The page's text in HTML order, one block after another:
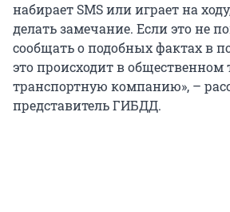
набирает SMS или играет на
делать замечание. Если это не
сообщать о подобных фактах в
это происходит в общественном
транспортную компанию», –
представитель ГИБДД.